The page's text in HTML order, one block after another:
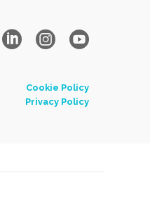
Cookie Policy
Privacy Policy